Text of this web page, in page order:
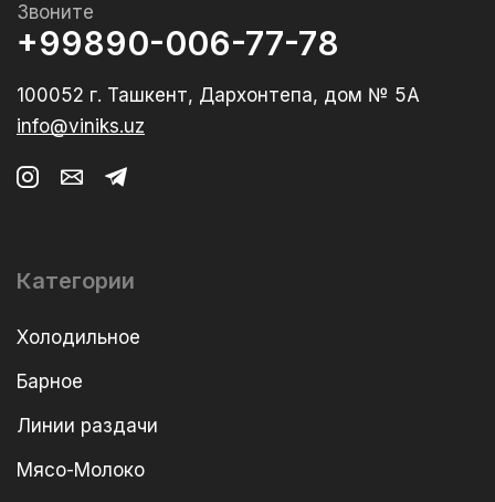
Звоните
+99890-006-77-78
100052 г. Ташкент, Дархонтепа, дом № 5А
info@viniks.uz
Категории
Холодильное
Барное
Линии раздачи
Мясо-Молоко